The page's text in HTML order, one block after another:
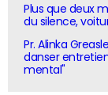
Plus que deux
du silence,
Pr. Alinka
danser
mental"